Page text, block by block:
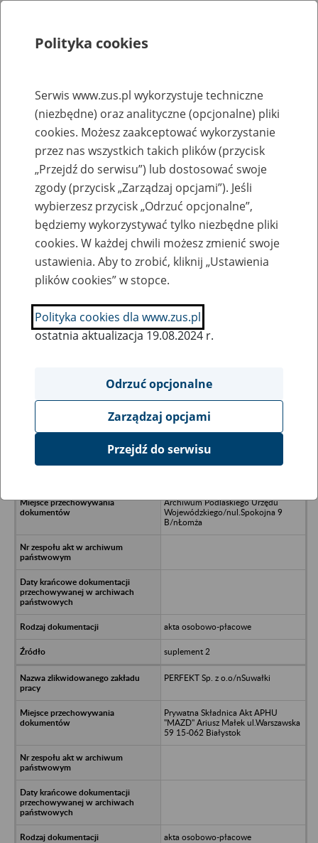
Rejestry, ewidencje i archiwa
Baza zlikwidowanych lub
przekształconych zakładów pracy
Nazwa zakładu pracy:
SZUKAJ
Ukryj wszystkie pozycje bazy
Państwowe Technikum Rolnicze/nw
Archiwum Podlaskiego Urzędu
Wojewódzkiego/nul.Spokojna 9
B/nŁomża
akta osobowo-płacowe
suplement 2
PERFEKT Sp. z o.o/nSuwałki
Prywatna Składnica Akt APHU
"MAZD" Ariusz Małek ul.Warszawska
59 15-062 Białystok
akta osobowo-płacowe
Polityka cookies
Serwis www.zus.pl wykorzystuje techniczne
(niezbędne) oraz analityczne (opcjonalne) pliki
cookies. Możesz zaakceptować wykorzystanie
przez nas wszystkich takich plików (przycisk
„Przejdź do serwisu”) lub dostosować swoje
zgody (przycisk „Zarządzaj opcjami”). Jeśli
wybierzesz przycisk „Odrzuć opcjonalne”,
będziemy wykorzystywać tylko niezbędne pliki
cookies. W każdej chwili możesz zmienić swoje
ustawienia. Aby to zrobić, kliknij „Ustawienia
plików cookies” w stopce.
Polityka cookies dla www.zus.pl
ostatnia aktualizacja 19.08.2024 r.
Odrzuć opcjonalne
Zarządzaj opcjami
Przejdź do serwisu